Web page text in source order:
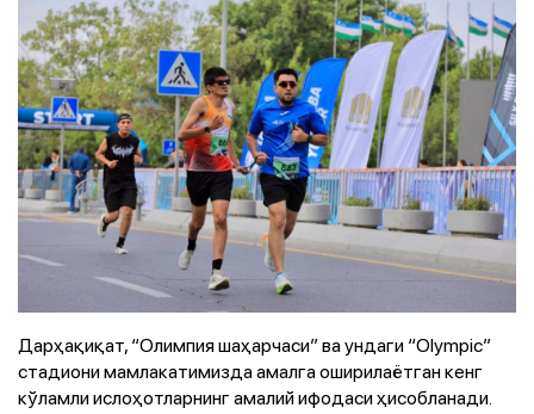
Дарҳақиқат, “Олимпия шаҳарчаси” ва ундаги “Olympic”
стадиони мамлакатимизда амалга оширилаётган кенг
кўламли ислоҳотларнинг амалий ифодаси ҳисобланади.